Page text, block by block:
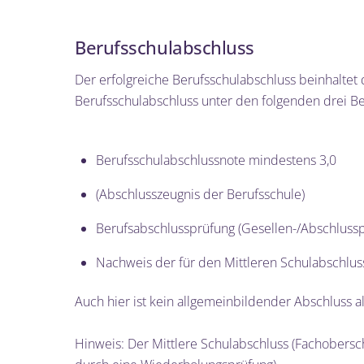
Berufsschulabschluss
Der erfolgreiche Berufsschulabschluss
Berufsschulabschluss unter den folgenden drei
Berufsschulabschlussnote mindestens 3,0
(Abschlusszeugnis der Berufsschule)
Berufsabschlussprüfung (Gesellen-/
Nachweis der für den Mittleren
Auch hier ist kein allgemeinbildender Abschluss
Hinweis: Der Mittlere Schulabschluss